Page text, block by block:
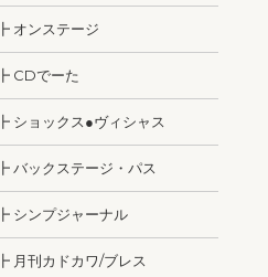
┣ オンステージ
┣ CDでーた
┣ ショックス●ヴィシャス
┣ バックステージ・パス
┣ シンプジャーナル
┣ 月刊カドカワ/ブレス